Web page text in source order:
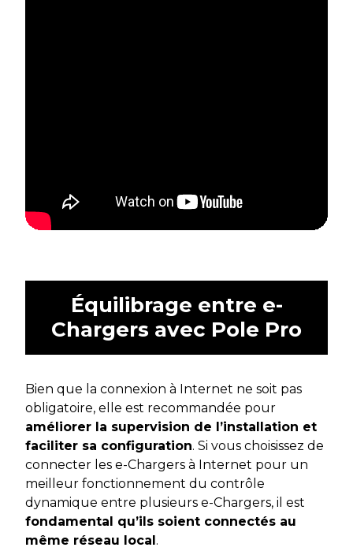
Équilibrage entre e-
Chargers avec Pole Pro
Bien que la connexion à Internet ne soit pas
obligatoire, elle est recommandée pour
améliorer la supervision de l’installation et
faciliter sa configuration. Si vous choisissez de
connecter les e-Chargers à Internet pour un
meilleur fonctionnement du contrôle
dynamique entre plusieurs e-Chargers, il est
fondamental qu’ils soient connectés au
même réseau local .